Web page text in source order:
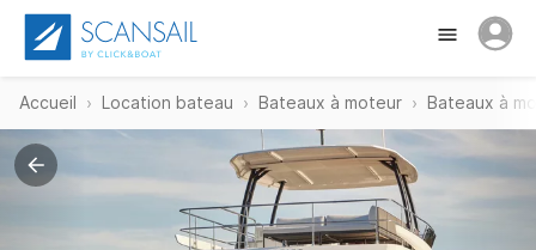
Accueil Location bateau Bateaux à moteur Bateaux à